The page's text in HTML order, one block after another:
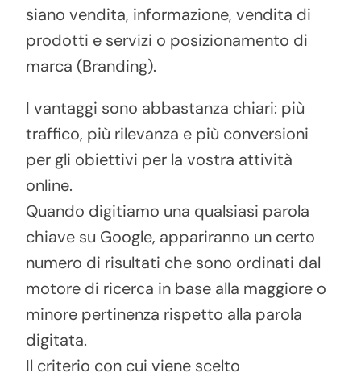
siano vendita, informazione, vendita di
prodotti e servizi o posizionamento di
marca (Branding).
I vantaggi sono abbastanza chiari: più
traffico, più rilevanza e più conversioni
per gli obiettivi per la vostra attività
online.
Quando digitiamo una qualsiasi parola
chiave su Google, appariranno un certo
numero di risultati che sono ordinati dal
motore di ricerca in base alla maggiore o
minore pertinenza rispetto alla parola
digitata.
Il criterio con cui viene scelto